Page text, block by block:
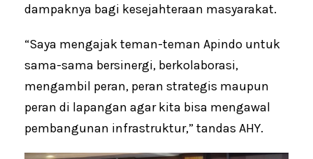
dampaknya bagi kesejahteraan masyarakat.
“Saya mengajak teman-teman Apindo untuk
sama-sama bersinergi, berkolaborasi,
mengambil peran, peran strategis maupun
peran di lapangan agar kita bisa mengawal
pembangunan infrastruktur,” tandas AHY.